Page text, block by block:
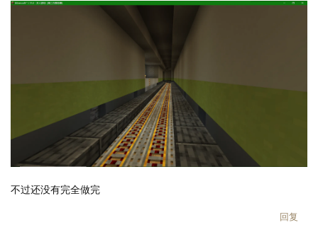
不过还没有完全做完
回复